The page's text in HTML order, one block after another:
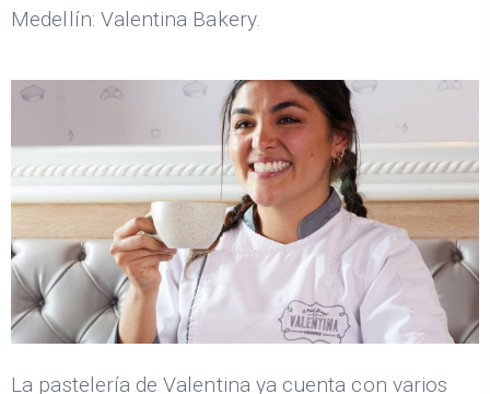
Medellín: Valentina Bakery.
La pastelería de Valentina ya cuenta con varios